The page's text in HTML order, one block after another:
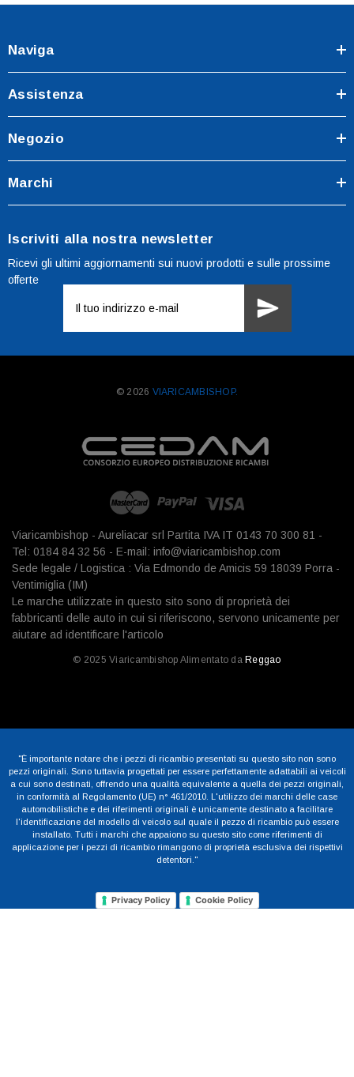
Naviga
Assistenza
Negozio
Marchi
Iscriviti alla nostra newsletter
Ricevi gli ultimi aggiornamenti sui nuovi prodotti e sulle prossime
offerte
mail
© 2026 VIARICAMBISHOP.
Viaricambishop - Aureliacar srl Partita IVA IT 0143 70 300 81 -
Tel: 0184 84 32 56 - E-mail: info@viaricambishop.com
Sede legale / Logistica : Via Edmondo de Amicis 59 18039 Porra -
Ventimiglia (IM)
Le marche utilizzate in questo sito sono di proprietà dei
fabbricanti delle auto in cui si riferiscono, servono unicamente per
aiutare ad identificare l'articolo
© 2025 Viaricambishop Alimentato da Reggao
"È importante notare che i pezzi di ricambio presentati su questo sito non sono
pezzi originali. Sono tuttavia progettati per essere perfettamente adattabili ai veicoli
a cui sono destinati, offrendo una qualità equivalente a quella dei pezzi originali,
in conformità al Regolamento (UE) n° 461/2010. L'utilizzo dei marchi delle case
automobilistiche e dei riferimenti originali è unicamente destinato a facilitare
l'identificazione del modello di veicolo sul quale il pezzo di ricambio può essere
installato. Tutti i marchi che appaiono su questo sito come riferimenti di
applicazione per i pezzi di ricambio rimangono di proprietà esclusiva dei rispettivi
detentori."
Privacy Policy Cookie Policy